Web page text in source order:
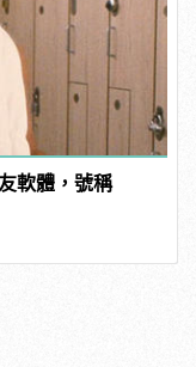
軟體，號稱